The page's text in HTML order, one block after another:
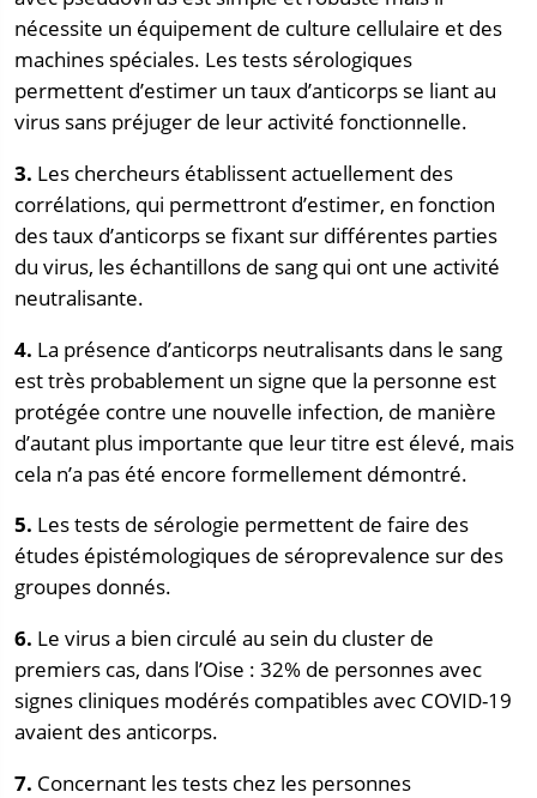
nécessite un équipement de culture cellulaire et des
machines spéciales. Les tests sérologiques
permettent d’estimer un taux d’anticorps se liant au
virus sans préjuger de leur activité fonctionnelle.
3. Les chercheurs établissent actuellement des
corrélations, qui permettront d’estimer, en fonction
des taux d’anticorps se fixant sur différentes parties
du virus, les échantillons de sang qui ont une activité
neutralisante.
4. La présence d’anticorps neutralisants dans le sang
est très probablement un signe que la personne est
protégée contre une nouvelle infection, de manière
d’autant plus importante que leur titre est élevé, mais
cela n’a pas été encore formellement démontré.
5. Les tests de sérologie permettent de faire des
études épistémologiques de séroprevalence sur des
groupes donnés.
6. Le virus a bien circulé au sein du cluster de
premiers cas, dans l’Oise : 32% de personnes avec
signes cliniques modérés compatibles avec COVID-19
avaient des anticorps.
7. Concernant les tests chez les personnes